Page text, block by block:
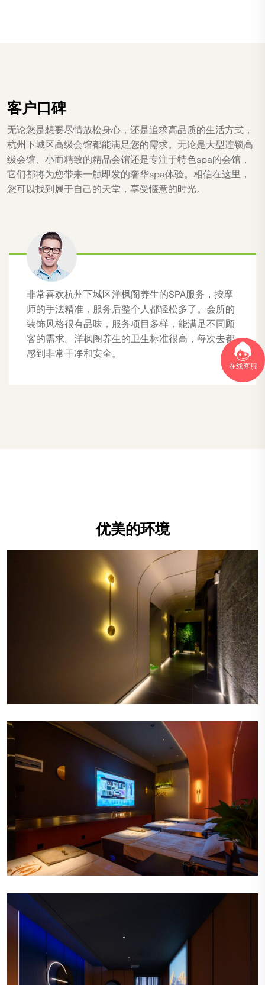
在线客服
客户口碑
无论您是想要尽情放松身心，还是追求高品质的生活方式，
杭州下城区高级会馆都能满足您的需求。无论是大型连锁高
级会馆、小而精致的精品会馆还是专注于特色spa的会馆，
它们都将为您带来一触即发的奢华spa体验。相信在这里，
您可以找到属于自己的天堂，享受惬意的时光。
非常喜欢杭州下城区洋枫阁养生的SPA服务，按摩
师的手法精准，服务后整个人都轻松多了。会所的
装饰风格很有品味，服务项目多样，能满足不同顾
客的需求。洋枫阁养生的卫生标准很高，每次去都
感到非常干净和安全。
优美的环境
宁静的氛围
会所内部装饰以柔和的色调为主，营造出一种宁静
而温馨的氛围，让顾客一踏入便能感受到放松和舒
精致的装饰
墙上挂着精美的艺术作品，角落摆放着优雅的植
物，每一件装饰都经过精心挑选，体现出会所对细
节的关注。